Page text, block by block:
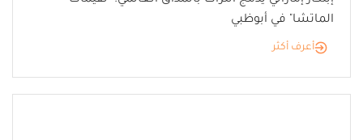
الماتشا" في أبوظبي
أعرف أكثر